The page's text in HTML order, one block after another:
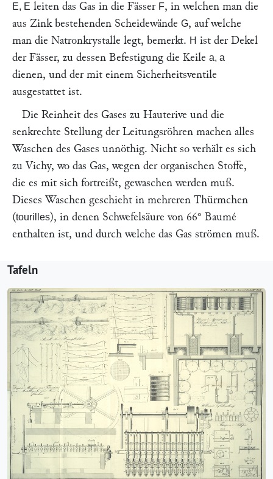
E, E leiten das Gas in die Fässer F, in welchen man die
aus Zink bestehenden Scheidewände G, auf welche
man die Natronkrystalle legt, bemerkt. H ist der Dekel
der Fässer, zu dessen Befestigung die Keile a, a
dienen, und der mit einem Sicherheitsventile
ausgestattet ist.
Die Reinheit des Gases zu Hauterive und die
senkrechte Stellung der Leitungsröhren machen alles
Waschen des Gases unnöthig. Nicht so verhält es sich
zu Vichy, wo das Gas, wegen der organischen Stoffe,
die es mit sich fortreißt, gewaschen werden muß.
Dieses Waschen geschieht in mehreren Thürmchen
(tourilles), in denen Schwefelsäure von 66° Baumé
enthalten ist, und durch welche das Gas strömen muß.
Tafeln